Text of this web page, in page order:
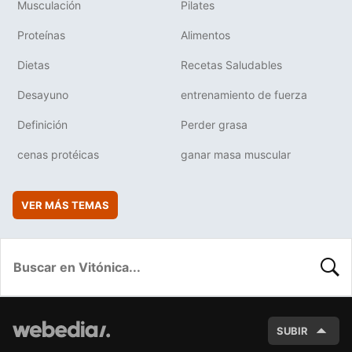
Musculación Pilates
Proteínas Alimentos
Dietas Recetas Saludables
Desayuno entrenamiento de fuerza
Definición Perder grasa
cenas protéicas ganar masa muscular
VER MÁS TEMAS
SUBIR